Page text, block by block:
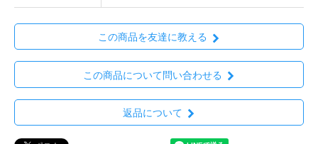
この商品を友達に教える
この商品について問い合わせる
返品について